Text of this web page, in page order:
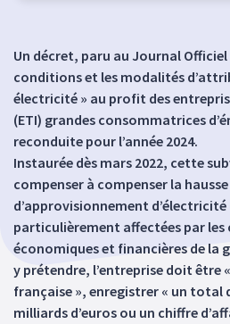
Un décret, paru au Journal Officiel
conditions et les modalités
électricité » au profit des
(ETI) grandes consommatrices
reconduite pour l’année 2024.
Instaurée dès mars 2022, cette
compenser à compenser la
d’approvisionnement
particulièrement affectées par les
économiques et financières de la
y prétendre, l’entreprise doit être
française », enregistrer « un total
milliards d’euros ou un chiffre